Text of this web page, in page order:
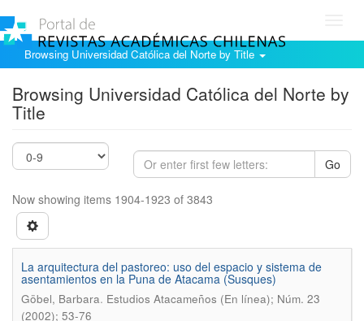
Browsing Universidad Católica del Norte by Title
Browsing Universidad Católica del Norte by
Title
Go
Now showing items 1904-1923 of 3843
La arquitectura del pastoreo: uso del espacio y sistema de
asentamientos en la Puna de Atacama (Susques)
Göbel, Barbara. Estudios Atacameños (En línea); Núm. 23
(2002); 53-76